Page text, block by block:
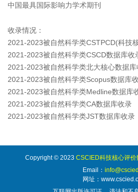
中国最具国际影响力学术期刊
收录情况：
2021-2023被自然科学类CSTPCD(科技
2021-2023被自然科学类CSCD数据库收
2021-2023被自然科学类北大核心数据库
2021-2023被自然科学类Scopus数据库
2021-2023被自然科学类Medline数据库
2021-2023被自然科学类CA数据库收录
2021-2023被自然科学类JST数据库收录
Copyright © 2023 CSCIED科技核心评价
Email：
网址：